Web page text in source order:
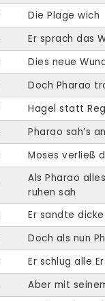
Die Plage wich
Er sprach das
Dies neue
Doch Pharao
Hagel statt
Pharao sah’s
Moses verließ
Als Pharao
ruhen sah
Er sandte
Doch als nun
Er schlug alle
Aber mit